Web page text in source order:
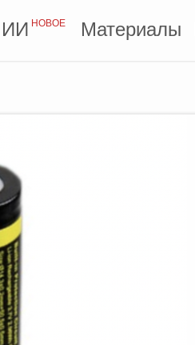
ИИНОВОЕ Материалы